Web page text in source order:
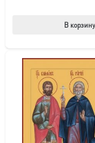
В корзину